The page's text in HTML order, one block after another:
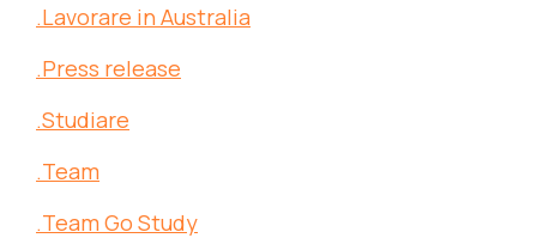
.Lavorare in Australia
.Press release
.Studiare
.Team
.Team Go Study